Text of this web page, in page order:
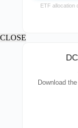
ETF allocation
CLOSE
Download